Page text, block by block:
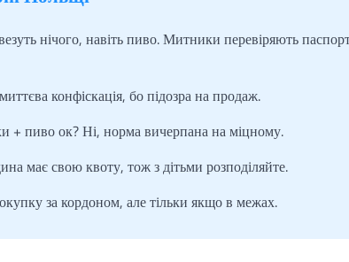
нічого, навіть пиво. Митники перевіряють
конфіскація, бо підозра на продаж.
+ пиво ок? Ні, норма вичерпана на міцному.
має свою квоту, тож з дітьми розподіляйте.
за кордоном, але тільки якщо в межах.